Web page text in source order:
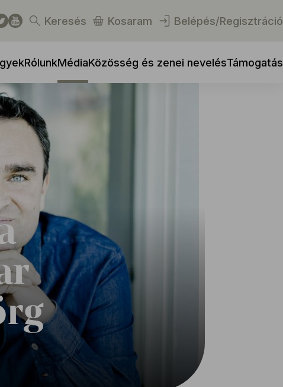
Keresés Kosaram Belépés/Regisztráció
RólunkMédiaKözösség és zenei nevelésTámogatás